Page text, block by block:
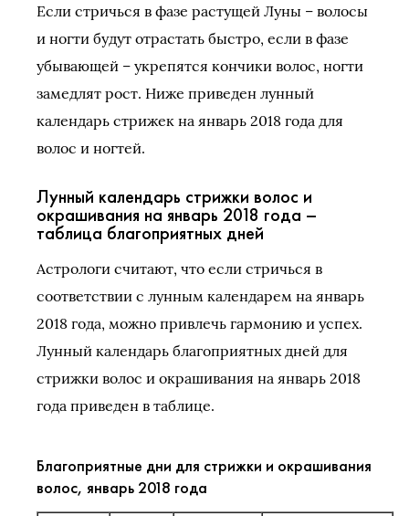
Если стричься в фазе растущей Луны – волосы
и ногти будут отрастать быстро, если в фазе
убывающей – укрепятся кончики волос, ногти
замедлят рост. Ниже приведен лунный
календарь стрижек на январь 2018 года для
волос и ногтей.
Лунный календарь стрижки волос и
окрашивания на январь 2018 года –
таблица благоприятных дней
Астрологи считают, что если стричься в
соответствии с лунным календарем на январь
2018 года, можно привлечь гармонию и успех.
Лунный календарь благоприятных дней для
стрижки волос и окрашивания на январь 2018
года приведен в таблице.
Благоприятные дни для стрижки и окрашивания
волос, январь 2018 года